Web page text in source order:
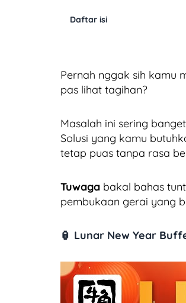
Daftar isi
Pernah nggak sih kamu
pas lihat tagihan?
Masalah ini sering
Solusi yang kamu
tetap puas tanpa rasa
Tuwaga bakal bahas
pembukaan gerai yang
🏮 Lunar New Year